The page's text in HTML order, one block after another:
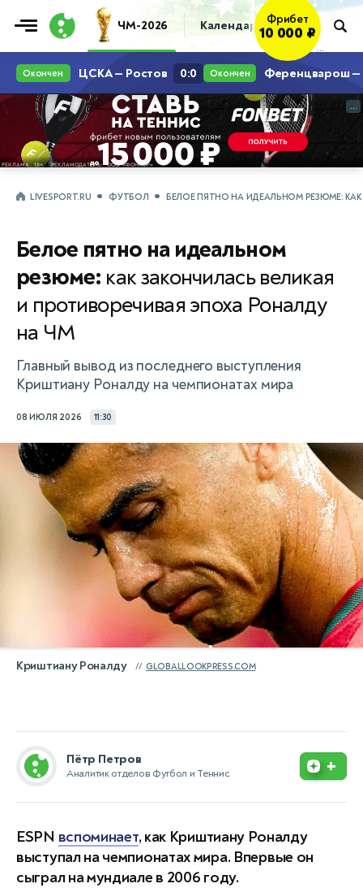
ЧМ-2026 Календарь Таблица
Фрибет
10 000 ₽
...
...
LIVESPORT.RU ФУТБОЛ БЕЛОЕ ПЯТНО НА ИДЕАЛЬНОМ РЕЗЮМЕ:
Белое пятно на идеальном
резюме: как закончилась великая
и противоречивая эпоха Роналду
на ЧМ
Главный вывод из последнего выступления
Криштиану Роналду на чемпионатах мира
08 ИЮЛЯ 2026 11:30
Криштиану Роналду GLOBALLOOKPRESS.COM
Пётр Петров
Аналитик отделов Футбол и Теннис +
ESPN вспоминает, как Криштиану Роналду
выступал на чемпионатах мира. Впервые он
сыграл на мундиале в 2006 году.